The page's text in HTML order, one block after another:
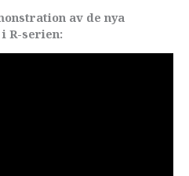
av de nya
R-serien: